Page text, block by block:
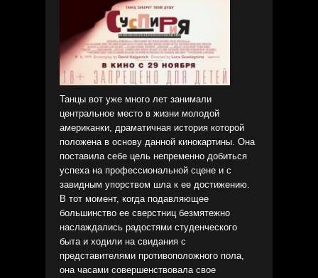
Танцы вот уже много лет занимали
центральное место в жизни молодой
американки, драматичная история которой
положена в основу данной кинокартины. Она
поставила себе цель непременно добиться
успеха на профессиональной сцене и с
завидным упорством шла к ее достижению.
В тот момент, когда подавляющее
большинство ее сверстниц безмятежно
наслаждались радостями студенческого
быта и ходили на свидания с
представителями противоположного пола,
она часами совершенствовала свое